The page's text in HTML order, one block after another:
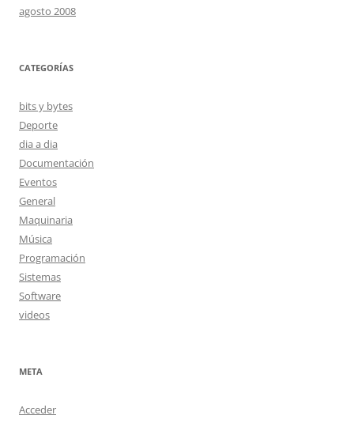
agosto 2008
CATEGORÍAS
bits y bytes
Deporte
dia a dia
Documentación
Eventos
General
Maquinaria
Música
Programación
Sistemas
Software
videos
META
Acceder